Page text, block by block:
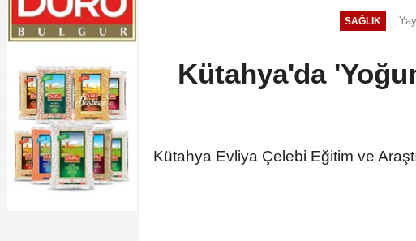
SAĞLIK
Kütahya'da
Kütahya Evliya Çelebi Eğitim ve